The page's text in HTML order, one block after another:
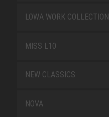
LOWA WORK COLLECTION
MISS L10
NEW CLASSICS
NOVA